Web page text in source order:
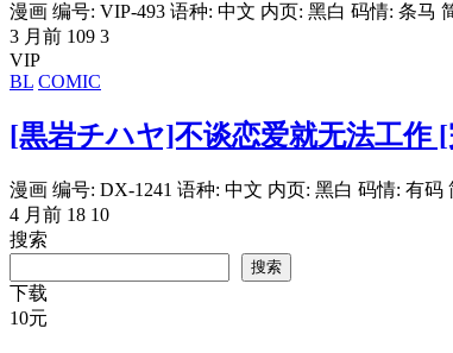
漫画 编号: VIP-493 语种: 中文 内页: 黑白 码情: 条马
3 月前 109 3
VIP
BL COMIC
[黒岩チハヤ]不谈恋爱就无法工作
漫画 编号: DX-1241 语种: 中文 内页: 黑白 码情: 有码
4 月前 18 10
搜索
搜索
下载
10元